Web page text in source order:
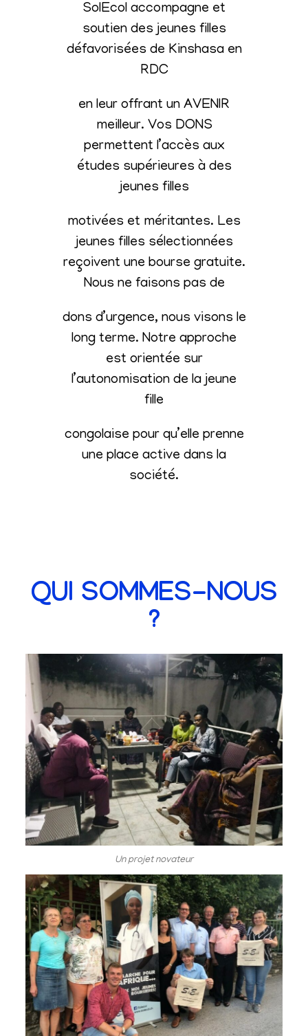
SolEcol accompagne et
soutien des jeunes filles
défavorisées de Kinshasa en
RDC
en leur offrant un AVENIR
meilleur. Vos DONS
permettent l’accès aux
études supérieures à des
jeunes filles
motivées et méritantes. Les
jeunes filles sélectionnées
reçoivent une bourse gratuite.
Nous ne faisons pas de
dons d’urgence, nous visons le
long terme. Notre approche
est orientée sur
l’autonomisation de la jeune
fille
congolaise pour qu’elle prenne
une place active dans la
société.
QUI SOMMES-NOUS
?
Un projet novateur